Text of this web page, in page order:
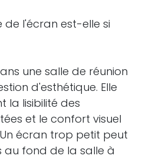
l'écran est-elle si
une salle de réunion
d'esthétique. Elle
la lisibilité des
et le confort visuel
écran trop petit peut
au fond de la salle à